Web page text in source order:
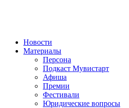
Новости
Материалы
Персона
Подкаст Мувистарт
Афиша
Премии
Фестивали
Юридические вопросы